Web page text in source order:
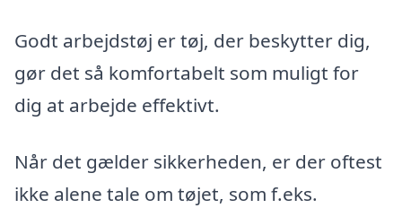
Godt arbejdstøj er tøj, der beskytter dig,
gør det så komfortabelt som muligt for
dig at arbejde effektivt.
Når det gælder sikkerheden, er der oftest
ikke alene tale om tøjet, som f.eks.